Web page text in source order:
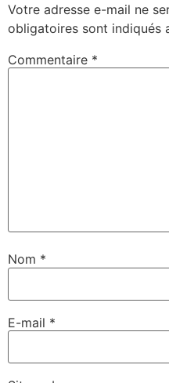
Votre adresse e-mail ne
obligatoires sont indiqués
Commentaire *
Nom *
E-mail *